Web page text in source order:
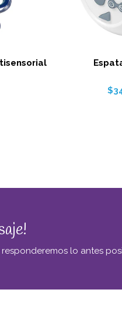
lo antes